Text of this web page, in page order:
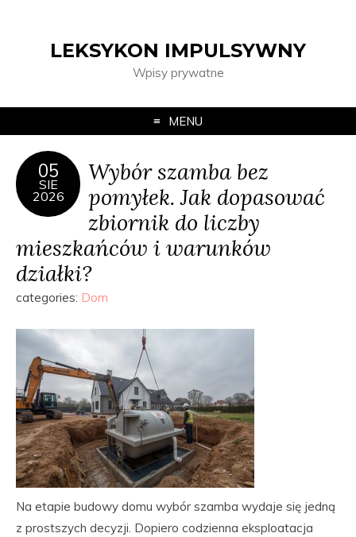
LEKSYKON IMPULSYWNY
Wpisy prywatne
MENU
05
SIE
2026
Wybór szamba bez
pomyłek. Jak dopasować
zbiornik do liczby
mieszkańców i warunków
działki?
categories: Dom
Na etapie budowy domu wybór szamba wydaje się jedną
z prostszych decyzji. Dopiero codzienna eksploatacja